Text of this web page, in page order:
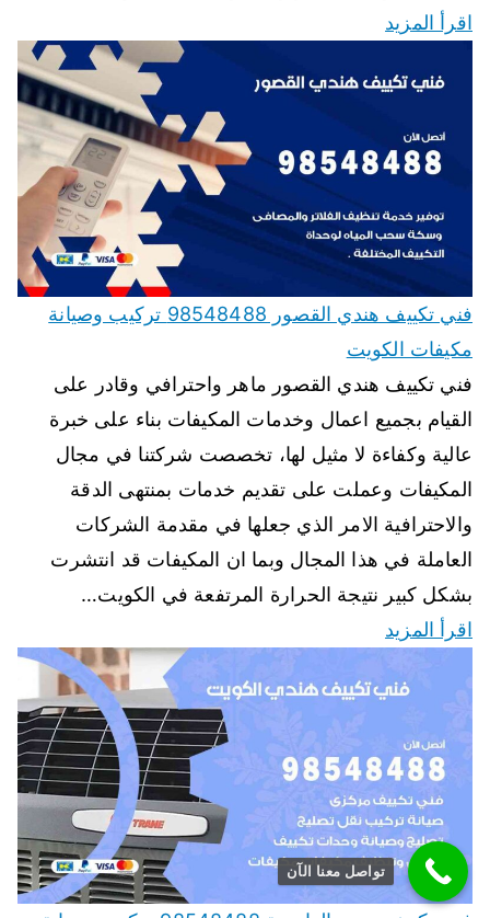
اقرأ المزيد
فني تكييف هندي القصور 98548488 تركيب وصيانة
مكيفات الكويت
فني تكييف هندي القصور ماهر واحترافي وقادر على
القيام بجميع اعمال وخدمات المكيفات بناء على خبرة
عالية وكفاءة لا مثيل لها، تخصصت شركتنا في مجال
المكيفات وعملت على تقديم خدمات بمنتهى الدقة
والاحترافية الامر الذي جعلها في مقدمة الشركات
العاملة في هذا المجال وبما ان المكيفات قد انتشرت
بشكل كبير نتيجة الحرارة المرتفعة في الكويت…
اقرأ المزيد
تواصل معنا الآن